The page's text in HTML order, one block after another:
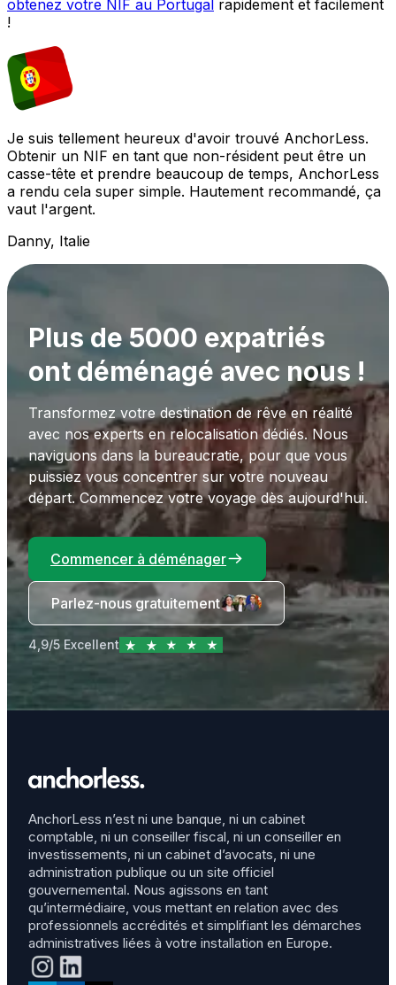
obtenez votre NIF au Portugal rapidement et facilement
!
Je suis tellement heureux d'avoir trouvé AnchorLess.
Obtenir un NIF en tant que non-résident peut être un
casse-tête et prendre beaucoup de temps, AnchorLess
a rendu cela super simple. Hautement recommandé, ça
vaut l'argent.
Danny, Italie
Plus de 5000 expatriés
ont déménagé avec nous !
Transformez votre destination de rêve en réalité
avec nos experts en relocalisation dédiés. Nous
naviguons dans la bureaucratie, pour que vous
puissiez vous concentrer sur votre nouveau
départ. Commencez votre voyage dès aujourd'hui.
Commencer à déménager
Parlez-nous gratuitement
4,9/5 Excellent
AnchorLess n’est ni une banque, ni un cabinet
comptable, ni un conseiller fiscal, ni un conseiller en
investissements, ni un cabinet d’avocats, ni une
administration publique ou un site officiel
gouvernemental. Nous agissons en tant
qu’intermédiaire, vous mettant en relation avec des
professionnels accrédités et simplifiant les démarches
administratives liées à votre installation en Europe.